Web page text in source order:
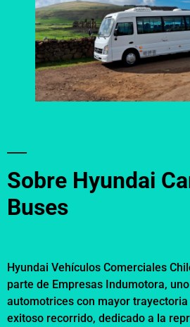
Sobre Hyundai
Buses
Hyundai Vehículos Comerciales
parte de Empresas Indumotora,
automotrices con mayor
exitoso recorrido, dedicado a la